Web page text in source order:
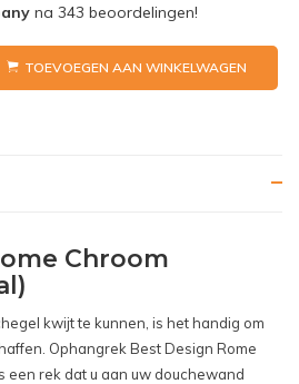
na 343 beoordelingen!
TOEVOEGEN AAN WINKELWAGEN
Chroom
kwijt te kunnen, is het handig om
Ophangrek Best Design Rome
een rek dat u aan uw douchewand